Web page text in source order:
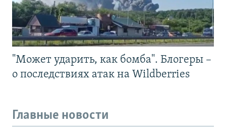
"Может ударить, как бомба". Блогеры –
о последствиях атак на Wildberries
Главные новости